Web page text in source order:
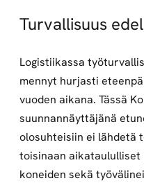
Turvallisuus
Logistiikassa
mennyt hurjasti
vuoden aikana. Tässä
suunnannäyttäjänä
olosuhteisiin ei lähdetä
toisinaan aikataululliset
koneiden sekä